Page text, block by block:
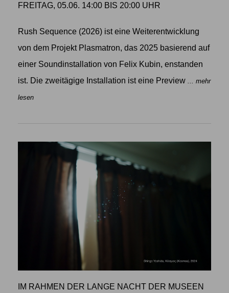
FREITAG, 05.06. 14:00 BIS 20:00 UHR
Rush Sequence (2026) ist eine Weiterentwicklung
von dem Projekt Plasmatron, das 2025 basierend auf
einer Soundinstallation von Felix Kubin, enstanden
ist. Die zweitägige Installation ist eine Preview ... mehr
lesen
IM RAHMEN DER LANGE NACHT DER MUSEEN